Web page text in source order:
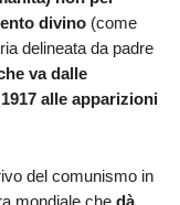
divino (come
delineata da padre
va dalle
alle apparizioni
del comunismo in
mondiale che dà